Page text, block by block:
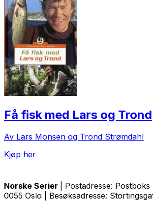
Få fisk med Lars og Trond
Av Lars Monsen og Trond Strømdahl
Kjøp her
Norske Serier
| Postadresse:
0055 Oslo | Besøksadresse: